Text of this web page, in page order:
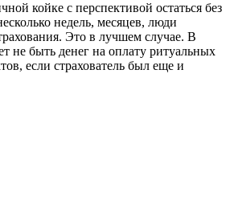
койке с перспективой остаться без
недель, месяцев, люди
Это в лучшем случае. В
не быть денег на оплату ритуальных
если страхователь был еще и